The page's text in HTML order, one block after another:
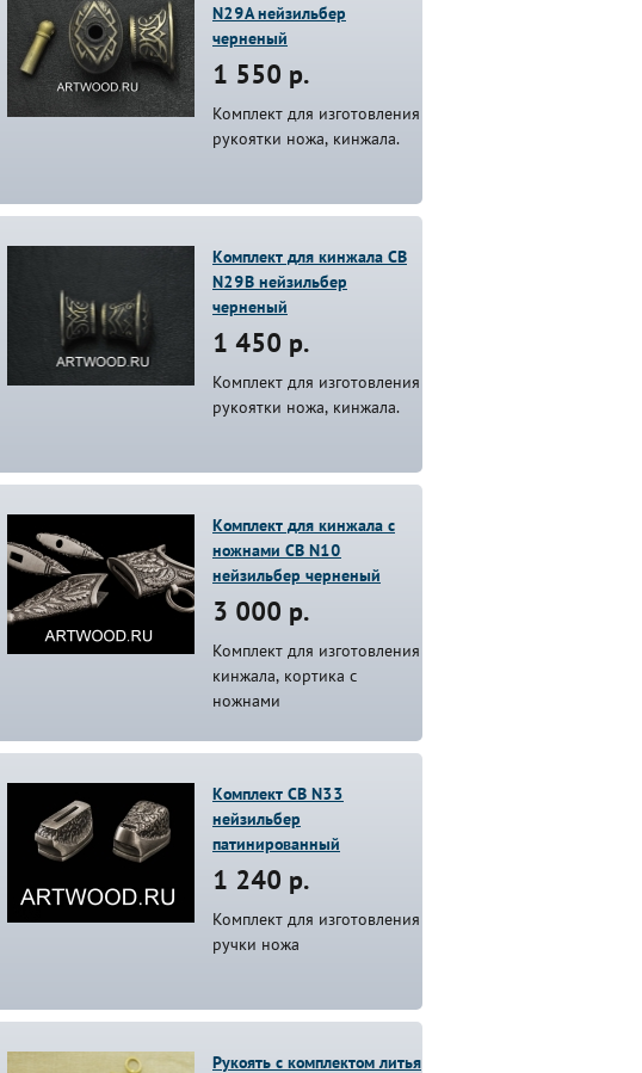
N29A нейзильбер
черненый
1 550 р.
Комплект для изготовления
рукоятки ножа, кинжала.
Комплект для кинжала СВ
N29В нейзильбер
черненый
1 450 р.
Комплект для изготовления
рукоятки ножа, кинжала.
Комплект для кинжала с
ножнами СВ N10
нейзильбер черненый
3 000 р.
Комплект для изготовления
кинжала, кортика с
ножнами
Комплект СВ N33
нейзильбер
патинированный
1 240 р.
Комплект для изготовления
ручки ножа
Рукоять с комплектом литья